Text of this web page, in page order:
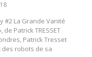
#2 La Grande Vanité
Patrick TRESSET
Patrick Tresset
des robots de sa